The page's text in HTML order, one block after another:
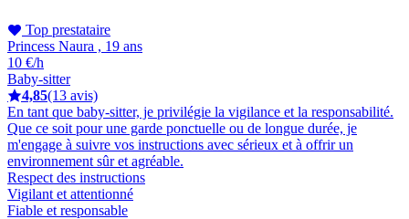
Top prestataire
Princess Naura , 19 ans
10 €/h
Baby-sitter
4,85(13 avis)
En tant que baby-sitter, je privilégie la vigilance et la responsabilité.
Que ce soit pour une garde ponctuelle ou de longue durée, je
m'engage à suivre vos instructions avec sérieux et à offrir un
environnement sûr et agréable.
Respect des instructions
Vigilant et attentionné
Fiable et responsable